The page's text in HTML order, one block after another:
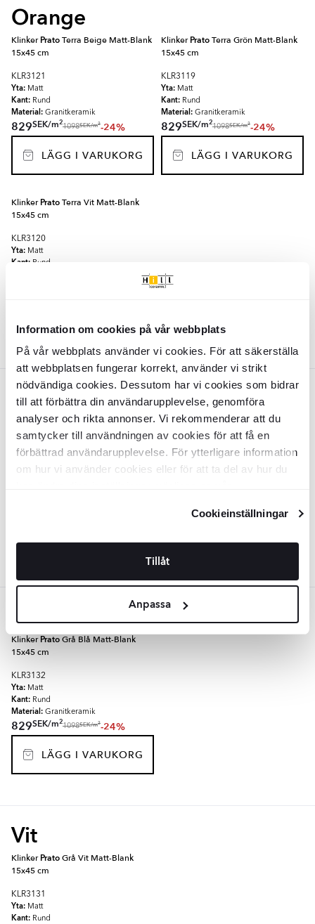
Information om cookies på vår webbplats
På vår webbplats använder vi cookies. För att säkerställa
att webbplatsen fungerar korrekt, använder vi strikt
nödvändiga cookies. Dessutom har vi cookies som bidrar
till att förbättra din användarupplevelse, genomföra
analyser och rikta annonser. Vi rekommenderar att du
samtycker till användningen av cookies för att få en
förbättrad användarupplevelse. För ytterligare information
om hur vi använder cookies eller för att ta del av hur du
Cookieinställningar
Tillåt
Anpassa
Orange
KlinkerPratoTerra Beige Matt-Blank
15x45 cm
KLR3121
Yta: Matt
Kant: Rund
Material: Granitkeramik
829SEK/m2
1098SEK/m2-24%
LÄGG I VARUKORG
KlinkerPratoTerra Grön Matt-Blank
15x45 cm
KLR3119
Yta: Matt
Kant: Rund
Material: Granitkeramik
829SEK/m2
1098SEK/m2-24%
LÄGG I VARUKORG
KlinkerPratoTerra Vit Matt-Blank
15x45 cm
KLR3120
Yta: Matt
Kant: Rund
Beige
KlinkerPrato Beige Blå Matt-Blank
15x45 cm
KLR3123
Yta:Matt
KlinkerPratoBeige Grön Matt-Blank
15x45 cm
KLR3122
Yta:Matt
-24%
Grå
KlinkerPratoGrå Blå Matt-Blank
15x45 cm
KLR3132
Yta: Matt
Kant: Rund
Material: Granitkeramik
829SEK/m2
1098SEK/m2-24%
LÄGG I VARUKORG
Vit
KlinkerPratoGrå Vit Matt-Blank
15x45 cm
KLR3131
Yta: Matt
Kant: Rund